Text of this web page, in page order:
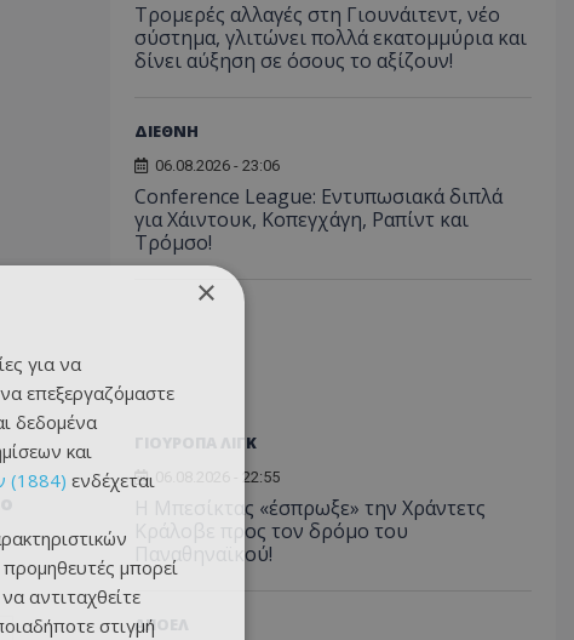
Τρομερές αλλαγές στη Γιουνάιτεντ, νέο
σύστημα, γλιτώνει πολλά εκατομμύρια και
δίνει αύξηση σε όσους το αξίζουν!
ΔΙΕΘΝΗ
06.08.2026 - 23:06
Conference League: Εντυπωσιακά διπλά
για Χάιντουκ, Κοπεγχάγη, Ραπίντ και
Τρόμσο!
ΓΙΟΥΡΟΠΑ ΛΙΓΚ
06.08.2026 - 22:55
Η Μπεσίκτας «έσπρωξε» την Χράντετς
Κράλοβε προς τον δρόμο του
Παναθηναϊκού!
ΑΠΟΕΛ
×
για να
επεξεργαζόμαστε
δεδομένα
και
(1884) ενδέχεται
μπορεί
αντιταχθείτε
στιγμή